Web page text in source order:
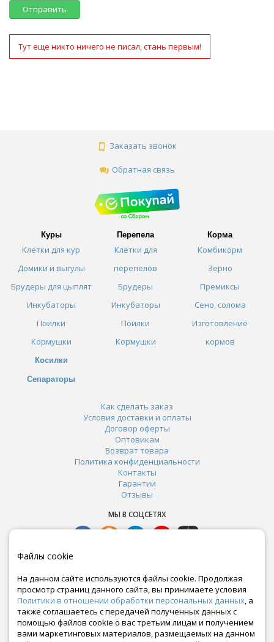
Отправить
Тут еще никто ничего не писал, стань первым!
Заказать звонок
Обратная связь
Куры
Клетки для кур
Домики и выгулы
Брудеры для цыплят
Инкубаторы
Поилки
Кормушки
Косилки
Сепараторы
Перепела
Клетки для
перепелов
Брудеры
Инкубаторы
Поилки
Кормушки
Корма
Комбикорм
Зерно
Премиксы
Сено, солома
Изготовление
кормов
Как сделать заказ
Условия доставки и оплаты
Договор оферты
Оптовикам
Возврат товара
Политика конфиденциальности
Контакты
Гарантии
Отзывы
МЫ В СОЦСЕТЯХ
Файлы cookie
На данном сайте используются файлы cookie. Продолжая
просмотр страниц данного сайта, вы принимаете условия
Политики в отношении обработки персональных данных, а
также соглашаетесь с передачей полученных данных с
помощью файлов cookie о вас третьим лицам и получением
вами маркетинговых материалов, размещаемых на данном